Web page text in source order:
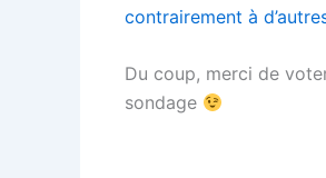
contrairement à
Du coup, merci de
sondage